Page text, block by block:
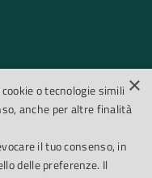
×
o tecnologie simili
anche per altre finalità
il tuo consenso, in
delle preferenze. Il